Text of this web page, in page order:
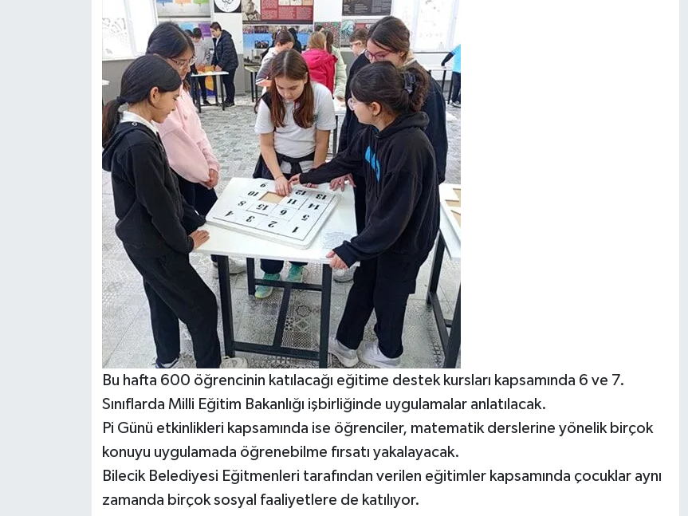
Bu hafta 600 öğrencinin katılacağı eğitime destek kursları kapsamında 6 ve 7.
Sınıflarda Milli Eğitim Bakanlığı işbirliğinde uygulamalar anlatılacak.
Pi Günü etkinlikleri kapsamında ise öğrenciler, matematik derslerine yönelik birçok
konuyu uygulamada öğrenebilme fırsatı yakalayacak.
Bilecik Belediyesi Eğitmenleri tarafından verilen eğitimler kapsamında çocuklar aynı
zamanda birçok sosyal faaliyetlere de katılıyor.